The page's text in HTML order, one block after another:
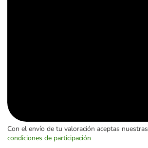
Con el envío de tu valoración aceptas nuestras
condiciones de participación